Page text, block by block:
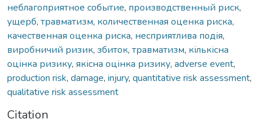
неблагоприятное событие, производственный риск,
ущерб, травматизм, количественная оценка риска,
качественная оценка риска, несприятлива подія,
виробничий ризик, збиток, травматизм, кількісна
оцінка ризику, якісна оцінка ризику, adverse event,
production risk, damage, injury, quantitative risk assessment,
qualitative risk assessment
Citation